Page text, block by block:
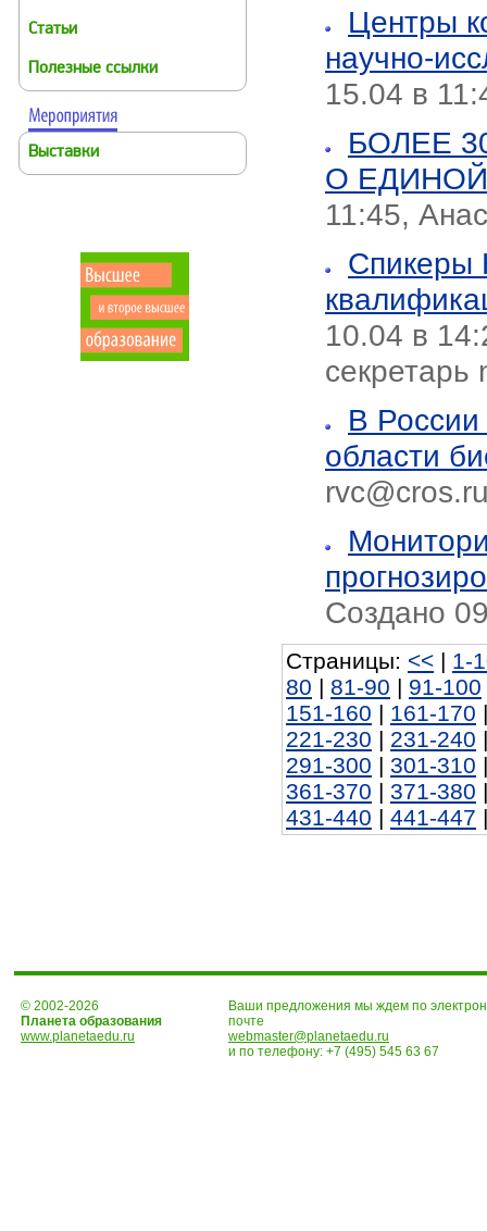
Статьи
Полезные ссылки
Выставки
Центры
научно-
15.04 в
БОЛЕЕ
О
11:45,
Спикеры
10.04 в
секретарь
В России
области
Создано
Страницы: << | 1-
80 | 81-90 | 91-100
151-160 | 161-170 |
221-230 | 231-240 |
291-300 | 301-310 |
361-370 | 371-380 |
431-440 | 441-447 |
© 2002-2026
Планета образования
www.planetaedu.ru
Ваши предложения мы ждем по
почте
webmaster@planetaedu.ru
и по телефону: +7 (495) 545 63 67